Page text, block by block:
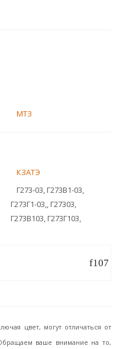
МТЗ
КЗАТЭ
Г273-03, Г273В1-03,
Г273Г1-03,, Г27303,
Г273В103, Г273Г103,
цвет, могут отличаться от
ваше внимание на то,